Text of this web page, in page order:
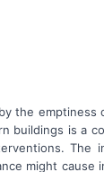
the emptiness
buildings is a
might cause